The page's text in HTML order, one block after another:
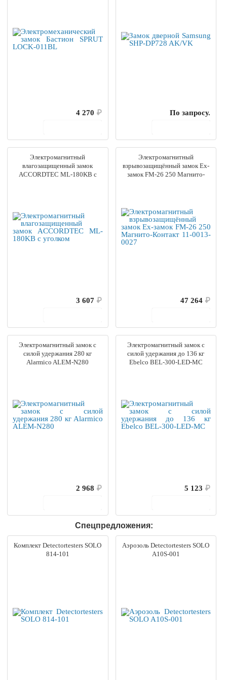
4 270 ₽
По запросу.
Электромагнитный
влагозащищенный замок
ACCORDTEC ML-180KB с
3 607 ₽
Электромагнитный
взрывозащищённый замок Ех-
замок FM-26 250 Магнито-
47 264 ₽
Электромагнитный замок c
силой удержания 280 кг
Alarmico ALEM-N280
2 968 ₽
Электромагнитный замок c
силой удержания до 136 кг
Ebelco BEL-300-LED-MC
5 123 ₽
Спецпредложения:
Комплект Detectortesters SOLO
814-101
Аэрозоль Detectortesters SOLO
A10S-001